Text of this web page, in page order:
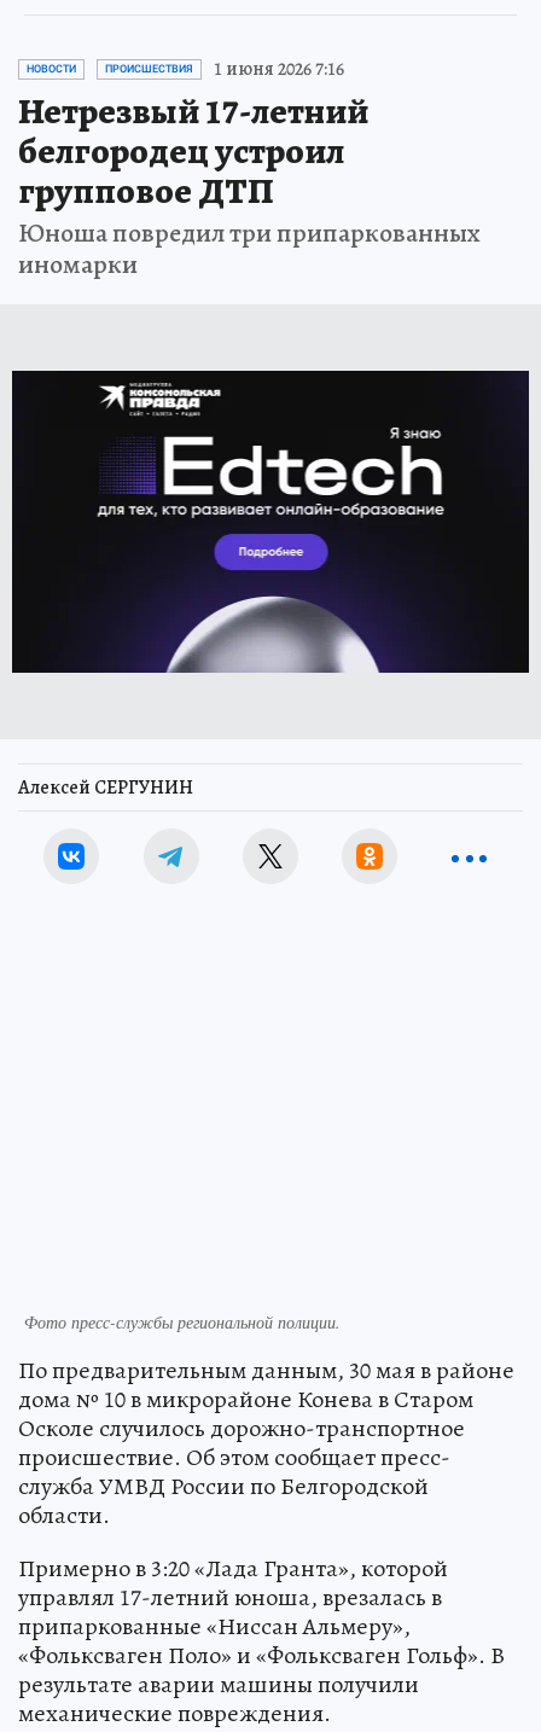
НОВОСТИ ПРОИСШЕСТВИЯ 1 июня 2026 7:16
Нетрезвый 17-летний
белгородец устроил
групповое ДТП
Юноша повредил три припаркованных
иномарки
Алексей СЕРГУНИН
Фото пресс-службы региональной полиции.
По предварительным данным, 30 мая в районе
дома № 10 в микрорайоне Конева в Старом
Осколе случилось дорожно-транспортное
происшествие. Об этом сообщает пресс-
служба УМВД России по Белгородской
области.
Примерно в 3:20 «Лада Гранта», которой
управлял 17-летний юноша, врезалась в
припаркованные «Ниссан Альмеру»,
«Фольксваген Поло» и «Фольксваген Гольф». В
результате аварии машины получили
механические повреждения.